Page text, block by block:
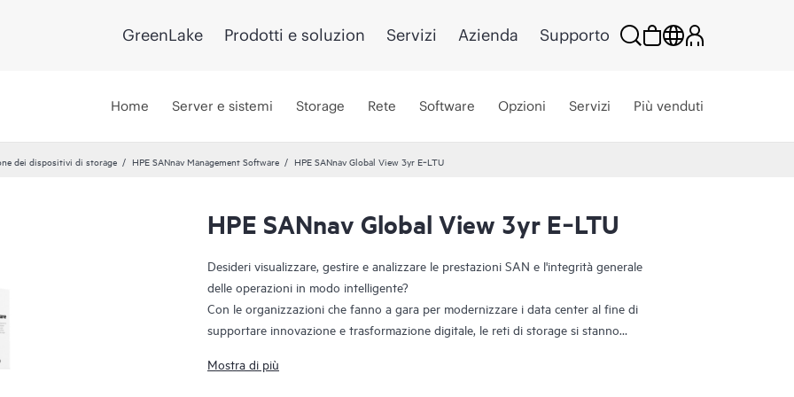
GreenLake Prodotti e soluzion Servizi Azienda Supporto
Home Server e sistemi Storage Rete Software Opzioni Servizi Più venduti
dei dispositivi di storage HPE SANnav Management Software HPE SANnav Global View 3yr E‑LTU
HPE SANnav Global View 3yr E‑LTU
Desideri visualizzare, gestire e analizzare le prestazioni SAN e l'integrità generale
delle operazioni in modo intelligente?
Con le organizzazioni che fanno a gara per modernizzare i data center al fine di
supportare innovazione e trasformazione digitale, le reti di storage si stanno
amministratori hanno necessità di visualizzare e gestire l'integrità e le prestazioni SAN
Mostra di più